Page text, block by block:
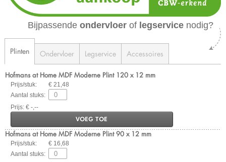
Bijpassende ondervloer of legservice nodig?
Plinten Ondervloer Legservice Accessoires
Hofmans at Home MDF Moderne Plint 120 x 12 mm
Prijs/stuk:
€ 21,48
Aantal stuks:
Prijs: € -,--
VOEG TOE
Hofmans at Home MDF Moderne Plint 90 x 12 mm
Prijs/stuk:
€ 16,68
Aantal stuks: